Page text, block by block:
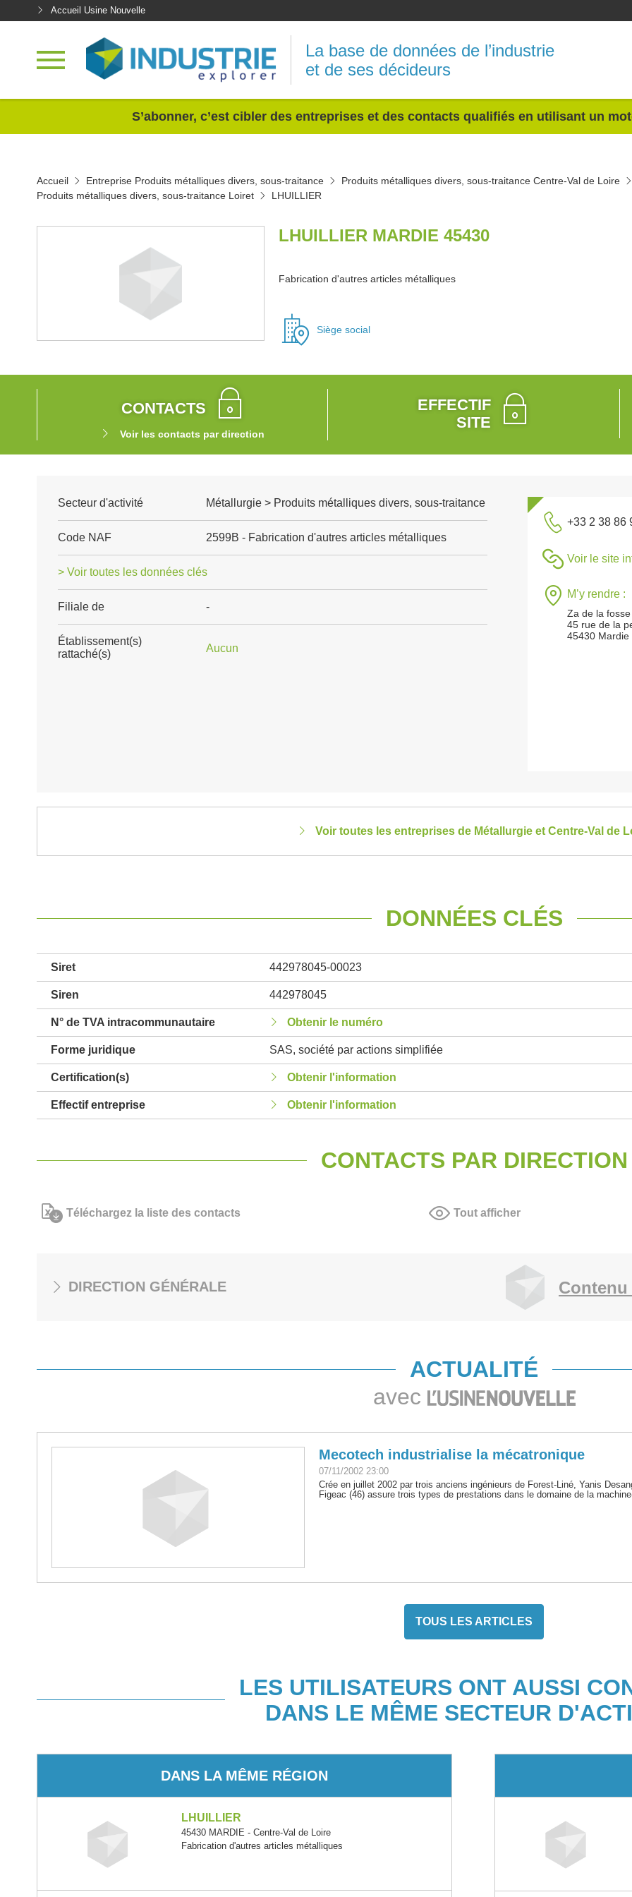
Accueil Usine Nouvelle
La base de données de l’industrie
et de ses décideurs
S’abonner, c’est cibler des entreprises et des contacts qualifiés en utilisant un
Accueil Entreprise Produits métalliques divers, sous-traitance
Produits métalliques divers, sous-traitance Centre-Val de Loire
Produits métalliques divers, sous-traitance Loiret
LHUILLIER
LHUILLIER MARDIE 45430
Fabrication d'autres articles métalliques
Siège social
CONTACTS
Voir les contacts par direction
EFFECTIF
SITE
Secteur d'activité Métallurgie > Produits métalliques divers, sous-traitance
Code NAF 2599B - Fabrication d'autres articles métalliques
> Voir toutes les données clés
Filiale de -
Établissement(s)
rattaché(s)
Aucun
+33 2 38 86
Voir le site
M’y rendre :
Za de la
45 rue de la
45430 Mardie
Voir toutes les entreprises de Métallurgie et Centre-Val de
DONNÉES CLÉS
Siret 442978045-00023
Siren 442978045
N° de TVA intracommunautaire Obtenir le numéro
Forme juridique SAS, société par actions simplifiée
Certification(s) Obtenir l'information
Effectif entreprise Obtenir l'information
CONTACTS PAR DIRECTION
Téléchargez la liste des contacts Tout afficher
DIRECTION GÉNÉRALE
ACTUALITÉ
avec
Mecotech industrialise la mécatronique
07/11/2002 23:00
Crée en juillet 2002 par trois anciens ingénieurs de Forest-Liné, Yanis
Figeac (46) assure trois types de prestations dans le domaine de la
TOUS LES ARTICLES
LES UTILISATEURS ONT AUSSI
DANS LE MÊME SECTEUR
DANS LA MÊME RÉGION
LHUILLIER
45430 MARDIE - Centre-Val de Loire
Fabrication d'autres articles métalliques